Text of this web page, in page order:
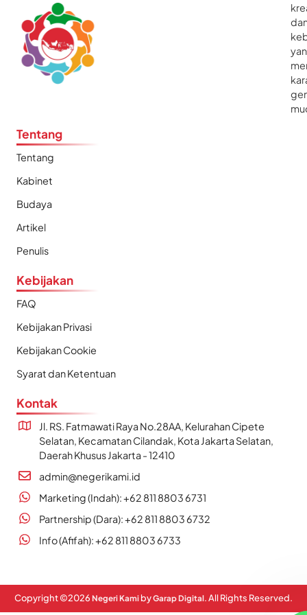
Tentang
Tentang
Kabinet
Budaya
Artikel
Penulis
Kebijakan
FAQ
Kebijakan Privasi
Kebijakan Cookie
Syarat dan Ketentuan
Kontak
Jl. RS. Fatmawati Raya No.28AA, Kelurahan Cipete
Selatan, Kecamatan Cilandak, Kota Jakarta Selatan,
Daerah Khusus Jakarta - 12410
admin@negerikami.id
Marketing (Indah): +62 811 8803 6731
Partnership (Dara): +62 811 8803 6732
Info (Afifah): +62 811 8803 6733
Copyright ©2026 Negeri Kami byGarap Digital. All Rights Reserved.